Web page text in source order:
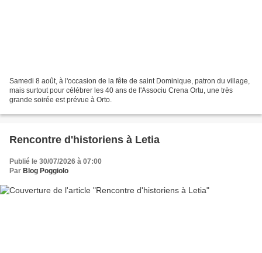
Samedi 8 août, à l'occasion de la fête de saint Dominique, patron du village,
mais surtout pour célébrer les 40 ans de l'Associu Crena Ortu, une très
grande soirée est prévue à Orto.
Rencontre d'historiens à Letia
Publié le 30/07/2026 à 07:00
Par Blog Poggiolo